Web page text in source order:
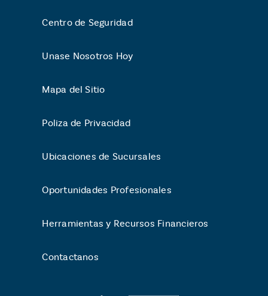
Centro de Seguridad
Unase Nosotros Hoy
Mapa del Sitio
Poliza de Privacidad
Ubicaciones de Sucursales
Oportunidades Profesionales
Herramientas y Recursos Financieros
Contactanos